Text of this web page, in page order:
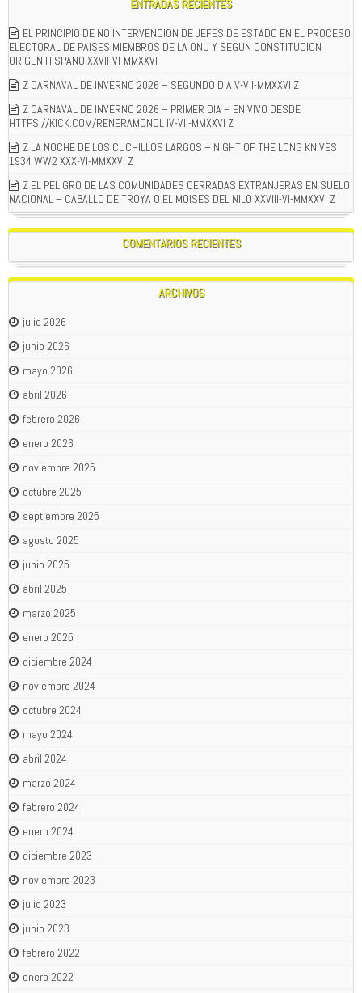
ENTRADAS RECIENTES
EL PRINCIPIO DE NO INTERVENCION DE JEFES DE ESTADO EN EL PROCESO
ELECTORAL DE PAISES MIEMBROS DE LA ONU Y SEGUN CONSTITUCION
ORIGEN HISPANO XXVII-VI-MMXXVI
Z CARNAVAL DE INVERNO 2026 – SEGUNDO DIA V-VII-MMXXVI Z
Z CARNAVAL DE INVERNO 2026 – PRIMER DIA – EN VIVO DESDE
HTTPS://KICK.COM/RENERAMONCL IV-VII-MMXXVI Z
Z LA NOCHE DE LOS CUCHILLOS LARGOS – NIGHT OF THE LONG KNIVES
1934 WW2 XXX-VI-MMXXVI Z
Z EL PELIGRO DE LAS COMUNIDADES CERRADAS EXTRANJERAS EN SUELO
NACIONAL – CABALLO DE TROYA O EL MOISES DEL NILO XXVIII-VI-MMXXVI Z
COMENTARIOS RECIENTES
ARCHIVOS
julio 2026
junio 2026
mayo 2026
abril 2026
febrero 2026
enero 2026
noviembre 2025
octubre 2025
septiembre 2025
agosto 2025
junio 2025
abril 2025
marzo 2025
enero 2025
diciembre 2024
noviembre 2024
octubre 2024
mayo 2024
abril 2024
marzo 2024
febrero 2024
enero 2024
diciembre 2023
noviembre 2023
julio 2023
junio 2023
febrero 2022
enero 2022